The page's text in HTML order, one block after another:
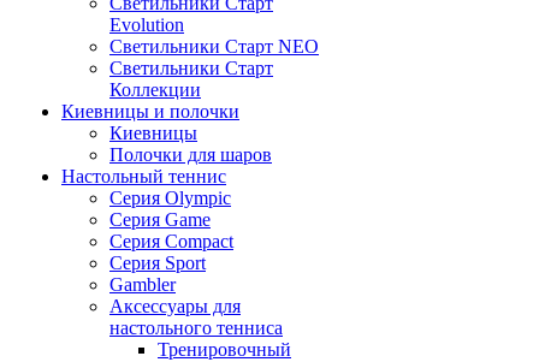
Evolution
Светильники Старт NEO
Светильники Старт
Коллекции
Киевницы и полочки
Киевницы
Полочки для шаров
Настольный теннис
Серия Olympic
Серия Game
Серия Compact
Серия Sport
Gambler
Аксессуары для
настольного тенниса
Тренировочный